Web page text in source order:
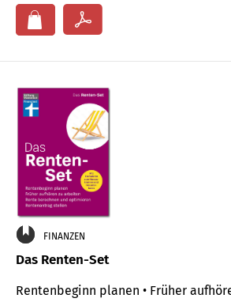
FINANZEN
Das Renten-Set
Rentenbeginn planen • Früher